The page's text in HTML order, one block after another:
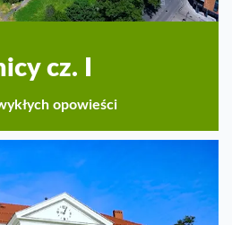
cz. I
opowieści